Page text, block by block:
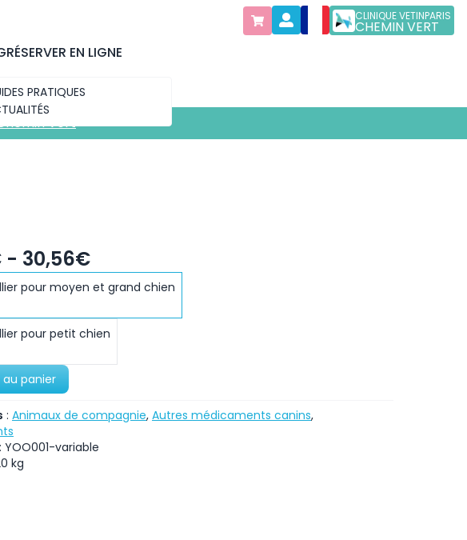
CLINIQUE VETINPARIS
CHEMIN VERT
PRATIQUES
RÉSERVER EN LIGNE
Vert
- 30,56€
pour moyen et grand chien
pour petit chien
panier
: Animaux de compagnie, Autres médicaments canins,
: YOO001-variable
kg